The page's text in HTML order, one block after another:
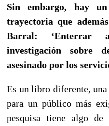
Sin embargo, hay
trayectoria que
Barral: ‘Enterrar
investigación sobre
asesinado por los
Es un libro diferente,
para un público más
pesquisa tiene algo de